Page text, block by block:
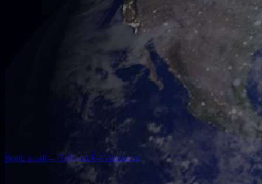
— Webanalyse & Tracking
Webanalyse & Tracking
DSGVO-konformes Tracking, Analytics und datengetriebene
Optimierung für Shopify Shops — von Google Analytics bis zu
Book a call ← Teil von E-Commerce